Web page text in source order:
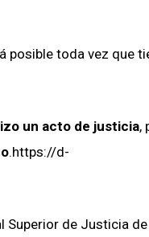
posible toda vez que
un acto de justicia,
.https://d-
Superior de Justicia